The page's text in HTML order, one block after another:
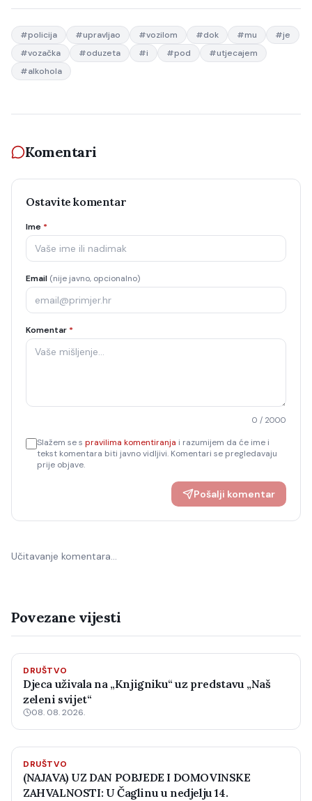
#policija #upravljao #vozilom #dok #mu #je
#vozačka #oduzeta #i #pod #utjecajem
#alkohola
Komentari
Ostavite komentar
Ime *
Email (nije javno, opcionalno)
Komentar *
0 / 2000
Slažem se s pravilima komentiranja i razumijem da će ime i
tekst komentara biti javno vidljivi. Komentari se pregledavaju
prije objave.
Pošalji komentar
Učitavanje komentara…
Povezane vijesti
DRUŠTVO
Djeca uživala na „Knjigniku“ uz predstavu „Naš
zeleni svijet“
08. 08. 2026.
DRUŠTVO
(NAJAVA) UZ DAN POBJEDE I DOMOVINSKE
ZAHVALNOSTI: U Čaglinu u nedjelju 14.